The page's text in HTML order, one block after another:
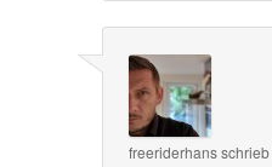
freeriderhansschrieb